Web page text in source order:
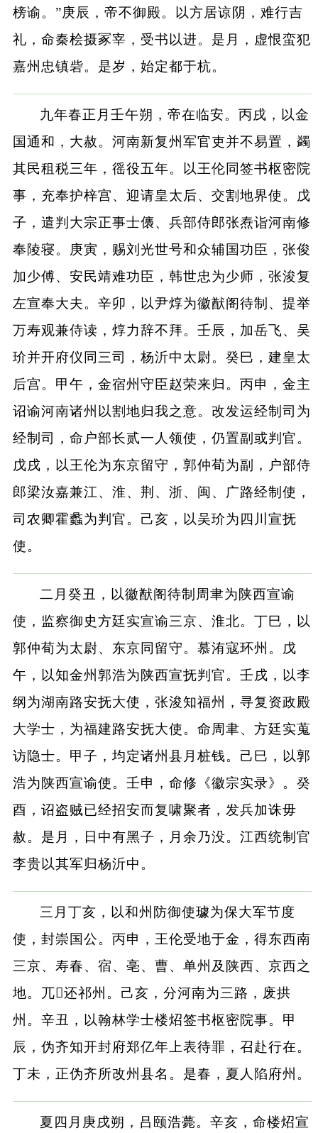
榜谕。”庚辰，帝不御殿。以方居谅阴，难行吉
礼，命秦桧摄冢宰，受书以进。是月，虚恨蛮犯
嘉州忠镇砦。是岁，始定都于杭。
九年春正月壬午朔，帝在临安。丙戌，以金
国通和，大赦。河南新复州军官吏并不易置，蠲
其民租税三年，徭役五年。以王伦同签书枢密院
事，充奉护梓宫、迎请皇太后、交割地界使。戊
子，遣判大宗正事士㒟、兵部侍郎张焘诣河南修
奉陵寝。庚寅，赐刘光世号和众辅国功臣，张俊
加少傅、安民靖难功臣，韩世忠为少师，张浚复
左宣奉大夫。辛卯，以尹焞为徽猷阁待制、提举
万寿观兼侍读，焞力辞不拜。壬辰，加岳飞、吴
玠并开府仪同三司，杨沂中太尉。癸巳，建皇太
后宫。甲午，金宿州守臣赵荣来归。丙申，金主
诏谕河南诸州以割地归我之意。改发运经制司为
经制司，命户部长贰一人领使，仍置副或判官。
戊戌，以王伦为东京留守，郭仲荀为副，户部侍
郎梁汝嘉兼江、淮、荆、浙、闽、广路经制使，
司农卿霍蠡为判官。己亥，以吴玠为四川宣抚
使。
二月癸丑，以徽猷阁待制周聿为陕西宣谕
使，监察御史方廷实宣谕三京、淮北。丁巳，以
郭仲荀为太尉、东京同留守。慕洧寇环州。戊
午，以知金州郭浩为陕西宣抚判官。壬戌，以李
纲为湖南路安抚大使，张浚知福州，寻复资政殿
大学士，为福建路安抚大使。命周聿、方廷实蒐
访隐士。甲子，均定诸州县月桩钱。己巳，以郭
浩为陕西宣谕使。壬申，命修《徽宗实录》。癸
酉，诏盗贼已经招安而复啸聚者，发兵加诛毋
赦。是月，日中有黑子，月余乃没。江西统制官
李贵以其军归杨沂中。
三月丁亥，以和州防御使璩为保大军节度
使，封崇国公。丙申，王伦受地于金，得东西南
三京、寿春、宿、亳、曹、单州及陕西、京西之
地。兀还祁州。己亥，分河南为三路，废拱
州。辛丑，以翰林学士楼炤签书枢密院事。甲
辰，伪齐知开封府郑亿年上表待罪，召赴行在。
丁未，正伪齐所改州县名。是春，夏人陷府州。
夏四月庚戌朔，吕颐浩薨。辛亥，命楼炤宣